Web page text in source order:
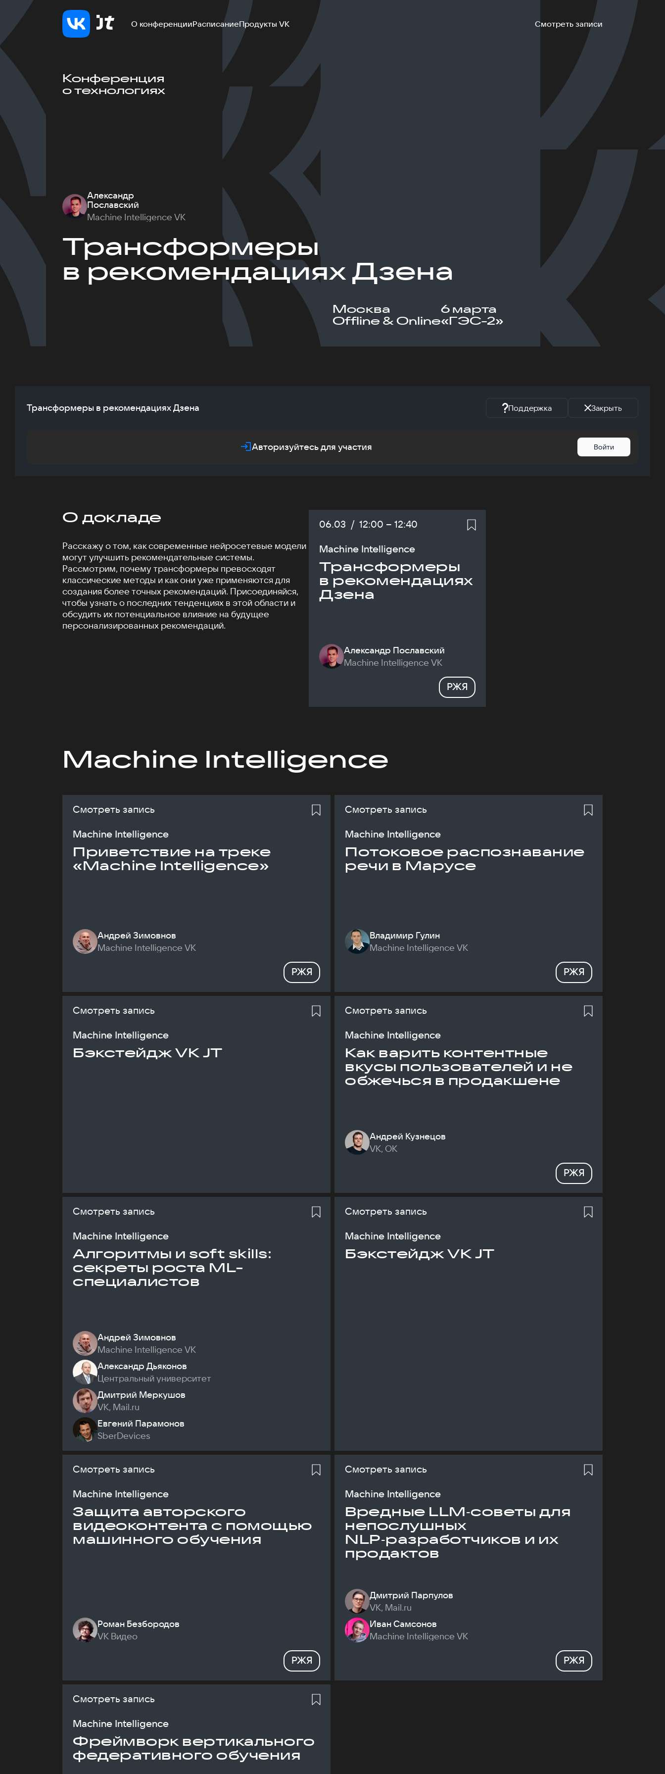
О конференцииРасписаниеПродукты VK Смотреть записи
Конференция
о технологиях
Александр
Пославский
Machine Intelligence VK
Трансформеры
в рекомендациях Дзена
Москва
Offline & Online
6 марта
«ГЭС-2»
Трансформеры в рекомендациях Дзена Поддержка Закрыть
Авторизуйтесь для участия Войти
О докладе
Расскажу о том, как современные нейросетевые модели
могут улучшить рекомендательные системы.
Рассмотрим, почему трансформеры превосходят
классические методы и как они уже применяются для
создания более точных рекомендаций. Присоединяйся,
чтобы узнать о последних тенденциях в этой области и
обсудить их потенциальное влияние на будущее
персонализированных рекомендаций.
Дата:
06.03 / Начало:
12:00 – Конец:
12:40
Machine Intelligence
Трансформеры
в рекомендациях
Дзена
Александр Пославский
Machine Intelligence VK
РЖЯ
Machine Intelligence
Смотреть запись
Machine Intelligence
Приветствие на треке
«Machine Intelligence»
Андрей Зимовнов
Machine Intelligence VK
РЖЯ
Смотреть запись
Machine Intelligence
Потоковое распознавание
речи в Марусе
Владимир Гулин
Machine Intelligence VK
РЖЯ
Смотреть запись
Machine Intelligence
Бэкстейдж VK JT
Смотреть запись
Machine Intelligence
Как варить контентные
вкусы пользователей и не
обжечься в продакшене
Андрей Кузнецов
VK, ОК
РЖЯ
Смотреть запись
Machine Intelligence
Алгоритмы и soft skills:
секреты роста ML-
специалистов
Андрей Зимовнов
Machine Intelligence VK
Александр Дьяконов
Центральный университет
Дмитрий Меркушов
VK, Mail.ru
Евгений Парамонов
SberDevices
Смотреть запись
Machine Intelligence
Бэкстейдж VK JT
Смотреть запись
Machine Intelligence
Защита авторского
видеоконтента с помощью
машинного обучения
Роман Безбородов
VK Видео
РЖЯ
Смотреть запись
Machine Intelligence
Вредные LLM‑советы для
непослушных
NLP‑разработчиков и их
продактов
Дмитрий Парпулов
VK, Mail.ru
Иван Самсонов
Machine Intelligence VK
РЖЯ
Смотреть запись
Machine Intelligence
Фреймворк вертикального
федеративного обучения